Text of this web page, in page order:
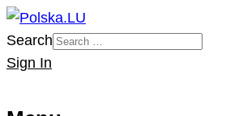
Search
Sign In